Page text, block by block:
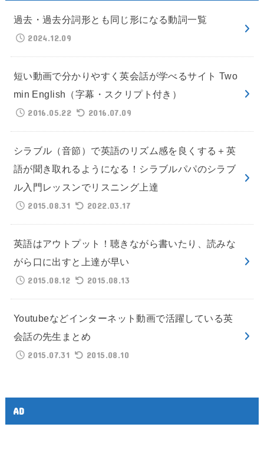
過去・過去分詞形とも同じ形になる動詞一覧
2024.12.09
短い動画で分かりやすく英会話が学べるサイト Two
min English（字幕・スクリプト付き）
2016.05.22
2016.07.09
シラブル（音節）で英語のリズム感を良くする＋英
語が聞き取れるようになる！シラブルパパのシラブ
ル入門レッスンでリスニング上達
2015.08.31
2022.03.17
英語はアウトプット！聴きながら書いたり、読みな
がら口に出すと上達が早い
2015.08.12
2015.08.13
Youtubeなどインターネット動画で活躍している英
会話の先生まとめ
2015.07.31
2015.08.10
AD